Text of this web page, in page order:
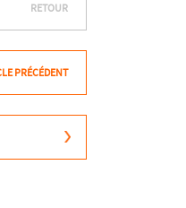
RETOUR
PRÉCÉDENT